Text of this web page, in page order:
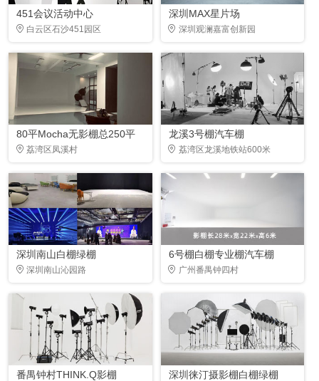
451会议活动中心
白云区石沙451园区
深圳MAX星片场
深圳观澜嘉富创新园
80平Mocha无影棚总250平
荔湾区凤溪村
龙溪3号棚汽车棚
荔湾区龙溪地铁站600米
深圳南山白棚绿棚
深圳南山沁园路
6号棚白棚专业棚汽车棚
广州番禺钟四村
番禺钟村THINK.Q影棚 深圳徕汀摄影棚白棚绿棚